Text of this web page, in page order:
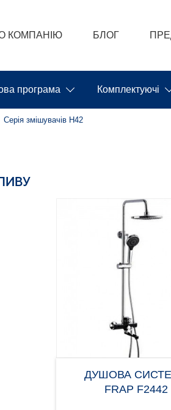
КОМПАНІЮ БЛОГ
програма Комплектуючі
Серія змішувачів H42
ДУШОВА
FRAP F2442